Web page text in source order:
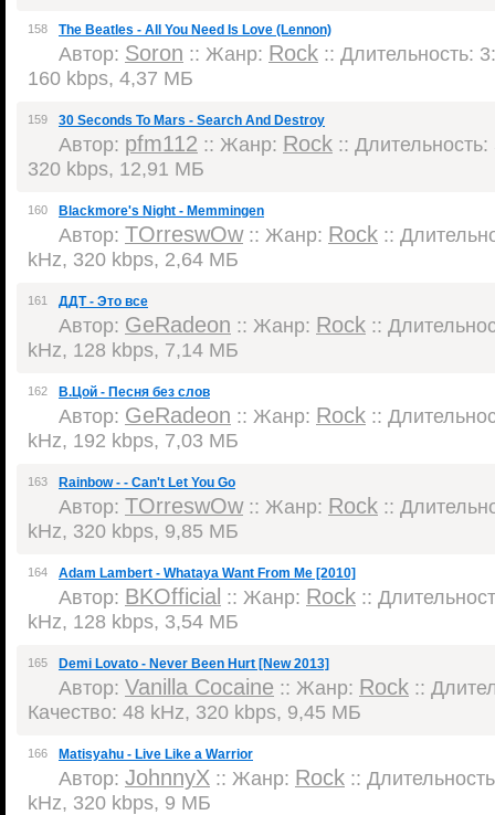
158 The Beatles - All You Need Is Love (Lennon)
Автор: Soron :: Жанр: Rock :: Длительность:
160 kbps, 4,37 МБ
159 30 Seconds To Mars - Search And Destroy
Автор: pfm112 :: Жанр: Rock ::
320 kbps, 12,91 МБ
160 Blackmore's Night - Memmingen
Автор: TOrreswOw:: Жанр: Rock ::
kHz, 320 kbps, 2,64 МБ
161 ДДТ - Это все
Автор: GeRadeon :: Жанр: Rock ::
kHz, 128 kbps, 7,14 МБ
162 В.Цой - Песня без слов
Автор: GeRadeon :: Жанр: Rock ::
kHz, 192 kbps, 7,03 МБ
163 Rainbow - - Can't Let You Go
Автор: TOrreswOw:: Жанр: Rock ::
kHz, 320 kbps, 9,85 МБ
164 Adam Lambert - Whataya Want From Me [2010]
Автор: BKOfficial :: Жанр: Rock ::
kHz, 128 kbps, 3,54 МБ
165 Demi Lovato - Never Been Hurt [New 2013]
Автор: Vanilla Cocaine :: Жанр: Rock ::
Качество: 48 kHz, 320 kbps, 9,45 МБ
166 Matisyahu - Live Like a Warrior
Автор: JohnnyX :: Жанр: Rock ::
kHz, 320 kbps, 9 МБ